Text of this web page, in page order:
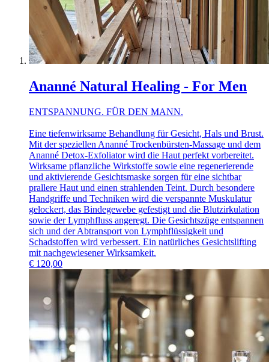
Ananné Natural Healing - For Men
ENTSPANNUNG. FÜR DEN MANN.
Eine tiefenwirksame Behandlung für Gesicht, Hals und Brust.
Mit der speziellen Ananné Trockenbürsten-Massage und dem
Ananné Detox-Exfoliator wird die Haut perfekt vorbereitet.
Wirksame pflanzliche Wirkstoffe sowie eine regenerierende
und aktivierende Gesichtsmaske sorgen für eine sichtbar
prallere Haut und einen strahlenden Teint. Durch besondere
Handgriffe und Techniken wird die verspannte Muskulatur
gelockert, das Bindegewebe gefestigt und die Blutzirkulation
sowie der Lymphfluss angeregt. Die Gesichtszüge entspannen
sich und der Abtransport von Lymphflüssigkeit und
Schadstoffen wird verbessert. Ein natürliches Gesichtslifting
mit nachgewiesener Wirksamkeit.
€ 120,00